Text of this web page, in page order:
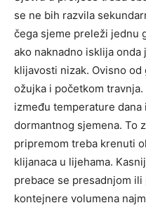
se ne bih razvila
čega sjeme preleži jednu
ako naknadno isklija
klijavosti nizak. Ovisno
ožujka i početkom
između temperature
dormantnog sjemena. To
pripremom treba krenuti
klijanaca u lijehama.
prebace se presadnjom
kontejnere volumena